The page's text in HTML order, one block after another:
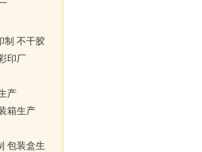
制 不干胶
印厂
产
箱生产
包装盒生